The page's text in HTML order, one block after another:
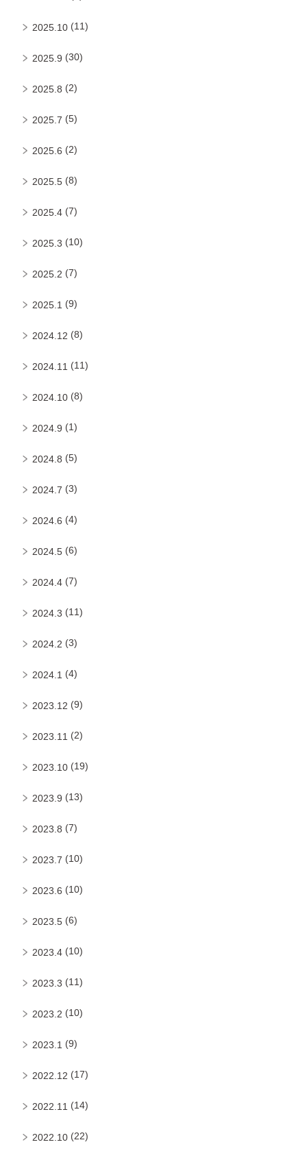
2025.10 (11)
2025.9 (30)
2025.8 (2)
2025.7 (5)
2025.6 (2)
2025.5 (8)
2025.4 (7)
2025.3 (10)
2025.2 (7)
2025.1 (9)
2024.12 (8)
2024.11 (11)
2024.10 (8)
2024.9 (1)
2024.8 (5)
2024.7 (3)
2024.6 (4)
2024.5 (6)
2024.4 (7)
2024.3 (11)
2024.2 (3)
2024.1 (4)
2023.12 (9)
2023.11 (2)
2023.10 (19)
2023.9 (13)
2023.8 (7)
2023.7 (10)
2023.6 (10)
2023.5 (6)
2023.4 (10)
2023.3 (11)
2023.2 (10)
2023.1 (9)
2022.12 (17)
2022.11 (14)
2022.10 (22)